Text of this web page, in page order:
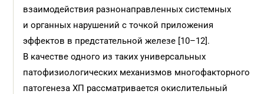
взаимодействия разнонаправленных системных
и органных нарушений с точкой приложения
эффектов в предстательной железе [10–12].
В качестве одного из таких универсальных
патофизиологических механизмов многофакторного
патогенеза ХП рассматривается окислительный